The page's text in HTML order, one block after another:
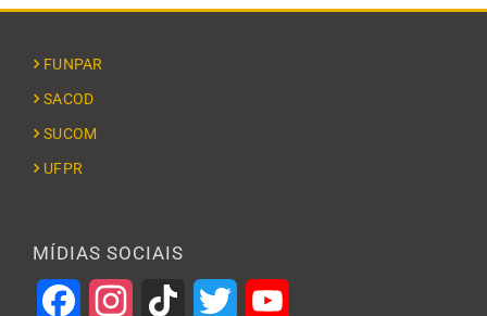
FUNPAR
SACOD
SUCOM
UFPR
MÍDIAS SOCIAIS
FacebookInstagramTikTok Twitter